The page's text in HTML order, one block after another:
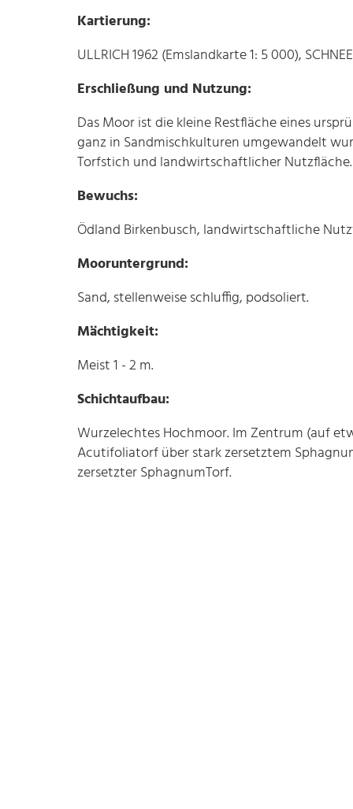
Kartierung:
ULLRICH 1962 (Emslandkarte 1: 5 000),
Erschließung und Nutzung:
Das Moor ist die kleine Restfläche eines
ganz in Sandmischkulturen umgewandelt
Torfstich und landwirtschaftlicher
Bewuchs:
Ödland Birkenbusch, landwirtschaftliche
Mooruntergrund:
Sand, stellenweise schluffig, podsoliert.
Mächtigkeit:
Meist 1 - 2 m.
Schichtaufbau:
Wurzelechtes Hochmoor. Im Zentrum (auf
Acutifoliatorf über stark zersetztem
zersetzter Sphagnum­Torf.